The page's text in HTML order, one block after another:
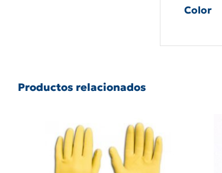
Color
Productos relacionados